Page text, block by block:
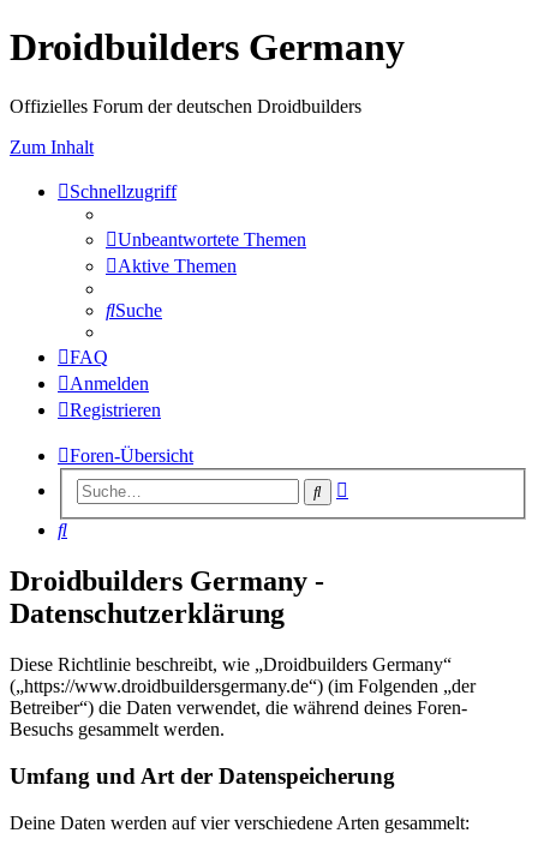
Droidbuilders Germany
Offizielles Forum der deutschen Droidbuilders
Zum Inhalt
Schnellzugriff
Unbeantwortete Themen
Aktive Themen
Suche
FAQ
Anmelden
Registrieren
Foren-Übersicht
Suche
Suche
Droidbuilders Germany -
Datenschutzerklärung
Diese Richtlinie beschreibt, wie „Droidbuilders Germany“
(„https://www.droidbuildersgermany.de“) (im Folgenden „der
Betreiber“) die Daten verwendet, die während deines Foren-
Besuchs gesammelt werden.
Umfang und Art der Datenspeicherung
Deine Daten werden auf vier verschiedene Arten gesammelt: